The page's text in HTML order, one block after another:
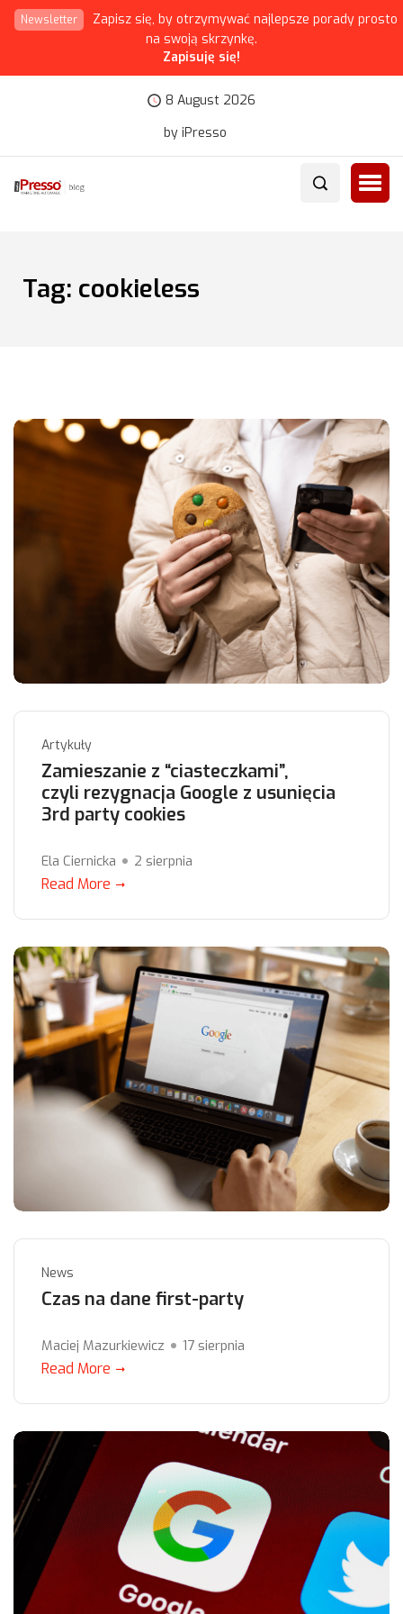
Newsletter
Zapisz się, by otrzymywać najlepsze porady prosto
na swoją skrzynkę.
Zapisuję się!
8 August 2026
by iPresso
Tag: cookieless
Artykuły
Zamieszanie z “ciasteczkami”,
czyli rezygnacja Google z usunięcia
3rd party cookies
Ela Ciernicka 2 sierpnia
Read More
News
Czas na dane first-party
Maciej Mazurkiewicz 17 sierpnia
Read More